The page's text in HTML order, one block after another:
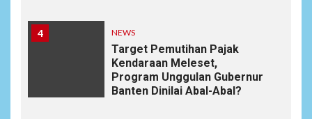
4 NEWS
Target Pemutihan Pajak
Kendaraan Meleset,
Program Unggulan Gubernur
Banten Dinilai Abal-Abal?